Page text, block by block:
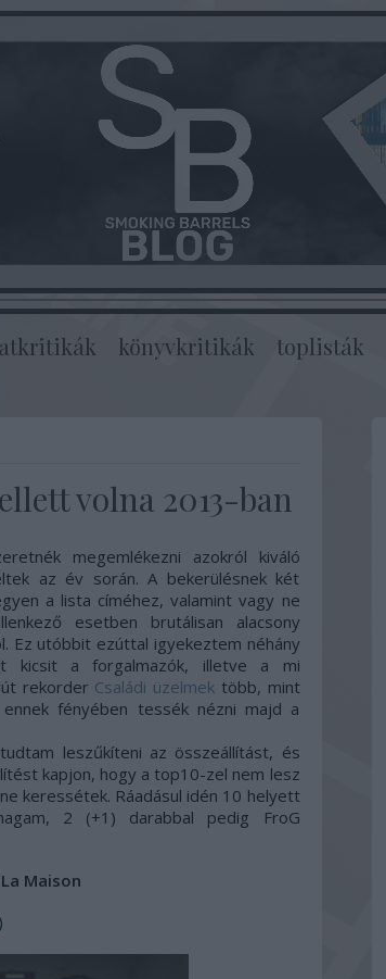
könyvkritikák toplisták
volna 2013-ban
megemlékezni azokról kiváló
az év során. A bekerülésnek két
a lista címéhez, valamint vagy ne
esetben brutálisan alacsony
Ez utóbbit ezúttal igyekeztem néhány
kicsit a forgalmazók, illetve a mi
rekorder Családi üzelmek több, mint
fényében tessék nézni majd a
leszűkíteni az összeállítást, és
kapjon, hogy a top10-zel nem lesz
keressétek. Ráadásul idén 10 helyett
2 (+1) darabbal pedig FroG
Maison
)